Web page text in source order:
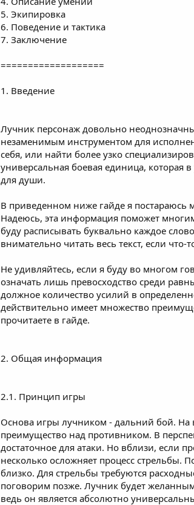
5. Экипировка
6. Поведение и тактика
7. Заключение
===================
1. Введение
Лучник персонаж довольно
незаменимым инструментом для
себя, или найти более узко
универсальная боевая единица, которая
для души.
В приведенном ниже гайде я
Надеюсь, эта информация поможет
буду расписывать буквально каждое
внимательно читать весь текст, если
Не удивляйтесь, если я буду во многом
означать лишь превосходство среди
должное количество усилий в
действительно имеет множество
прочитаете в гайде.
2. Общая информация
2.1. Принцип игры
Основа игры лучником - дальний бой. На
преимущество над противником. В
достаточное для атаки. Но вблизи, если
несколько осложняет процесс стрельбы.
близко. Для стрельбы требуются
поговорим позже. Лучник будет
ведь он является абсолютно